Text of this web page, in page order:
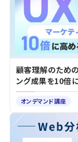
顧客理解のため
ング成果を10倍
オンデマンド講座